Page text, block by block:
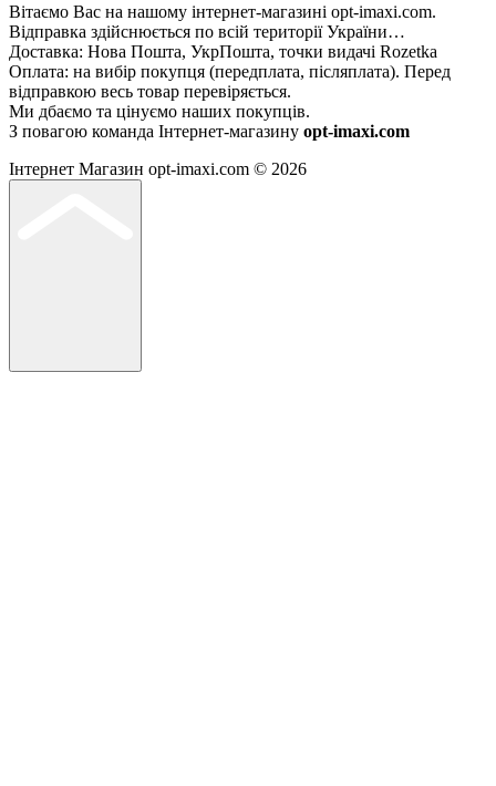
Вітаємо Вас на нашому інтернет-магазині opt-imaxi.com.
Відправка здійснюється по всій території України…
Доставка: Нова Пошта, УкрПошта, точки видачі Rozetka
Оплата: на вибір покупця (передплата, післяплата). Перед
відправкою весь товар перевіряється.
Ми дбаємо та цінуємо наших покупців.
З повагою команда Інтернет-магазину opt-imaxi.com
Інтернет Магазин opt-imaxi.com © 2026